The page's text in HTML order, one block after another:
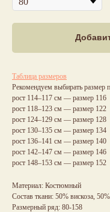
Таблица размеров
Рекомендуем выбирать размер
рост 114–117 см — размер 116
рост 118–123 см — размер 122
рост 124–129 см — размер 128
рост 130–135 см — размер 134
рост 136–141 см — размер 140
рост 142–147 см — размер 146
рост 148–153 см — размер 152
Материал: Костюмный
Состав ткани: 50% вискоза,
Размерный ряд: 80-158